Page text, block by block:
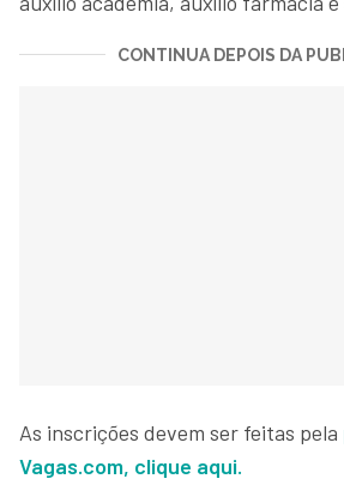
CONTINUA DEPOIS DA
As inscrições devem ser feitas pela
Vagas.com, clique aqui.